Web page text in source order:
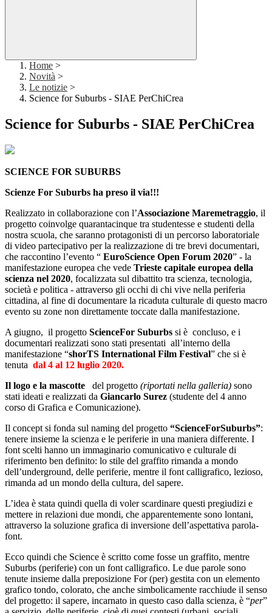
Home >
Novità >
Le notizie >
Science for Suburbs - SIAE PerChiCrea
Science for Suburbs - SIAE PerChiCrea
SCIENCE FOR SUBURBS
Scienze For Suburbs ha preso il via!!!
Realizzato in collaborazione con l’Associazione Maremetraggio, il
progetto coinvolge quarantacinque tra studentesse e studenti della
nostra scuola, che saranno protagonisti di un percorso laboratoriale
di video partecipativo per la realizzazione di tre brevi documentari,
che raccontino l’evento “ EuroScience Open Forum 2020” - la
manifestazione europea che vede Trieste capitale europea della
scienza nel 2020, focalizzata sul dibattito tra scienza, tecnologia,
società e politica - attraverso gli occhi di chi vive nella periferia
cittadina, al fine di documentare la ricaduta culturale di questo macro
evento su zone non direttamente toccate dalla manifestazione.
A giugno, il progetto ScienceFor Suburbs si è concluso, e i
documentari realizzati sono stati presentati all’interno della
manifestazione “shorTS International Film Festival” che si è
tenuta dal 4 al 12 luglio 2020.
Il logo e la mascotte
del progetto (riportati nella galleria) sono
stati ideati e realizzati da Giancarlo Surez (studente del 4 anno
corso di Grafica e Comunicazione).
Il concept si fonda sul naming del progetto “ScienceForSuburbs”:
tenere insieme la scienza e le periferie in una maniera differente. I
font scelti hanno un immaginario comunicativo e culturale di
riferimento ben definito: lo stile del graffito rimanda a mondo
dell’underground, delle periferie, mentre il font calligrafico, lezioso,
rimanda ad un mondo della cultura, del sapere.
L’idea è stata quindi quella di voler scardinare questi pregiudizi e
mettere in relazioni due mondi, che apparentemente sono lontani,
attraverso la soluzione grafica di inversione dell’aspettativa parola-
font.
Ecco quindi che Science è scritto come fosse un graffito, mentre
Suburbs (periferie) con un font calligrafico. Le due parole sono
tenute insieme dalla preposizione For (per) gestita con un elemento
grafico tondo, colorato, che anche simbolicamente racchiude il senso
del progetto: il sapere, incarnato in questo caso dalla scienza, è “per”